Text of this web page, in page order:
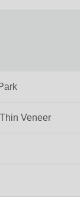
Veneer